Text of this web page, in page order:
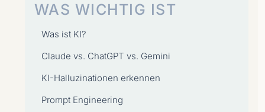
WAS WICHTIG IST
Was ist KI?
Claude vs. ChatGPT vs. Gemini
KI-Halluzinationen erkennen
Prompt Engineering